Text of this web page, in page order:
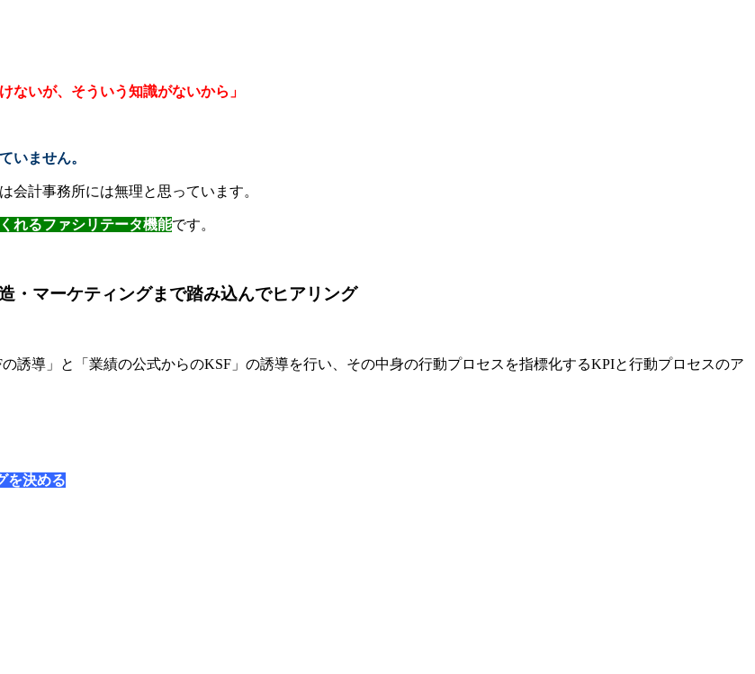
ないが、そういう知識がないから」
いません。
会計事務所には無理と思っています。
れるファシリテータ機能です。
・マーケティングまで踏み込んでヒアリング
誘導」と「業績の公式からのKSF」の誘導を行い、その中身の行動プロセスを指標化するKPIと行動プロセスのア
を決める